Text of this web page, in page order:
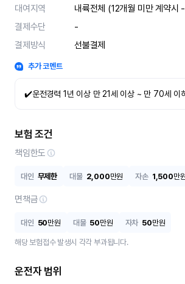
대여지역
내륙전체 (12개월 미만 계약시
결제수단
-
결제방식
선불결제
추가 코멘트
✔️운전경력 1년 이상 만 21세 이상 ~ 만 70세 이
보험 조건
책임한도
대인 무제한 대물 2,000만원 자손 1,500만
면책금
대인 50만원 대물 50만원 자차 50만원
해당 보험접수 발생시 각각 부과됩니다.
운전자 범위